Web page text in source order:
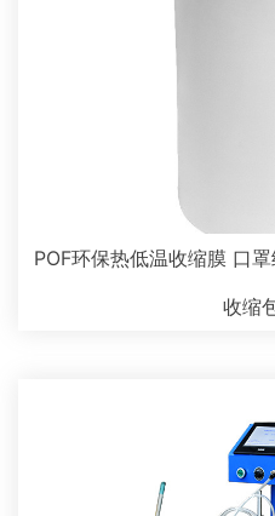
POF环保热低温收缩膜 口
收缩